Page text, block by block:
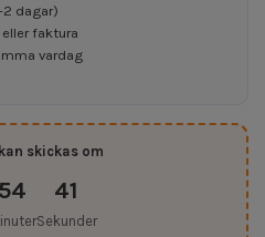
dagar)
faktura
vardag
skickas om
54 41
Sekunder